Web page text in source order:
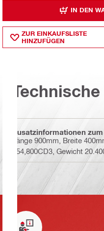
IN DEN
ZUR EINKAUFSLISTE
HINZUFÜGEN
Zusatzinformationen
Länge 900mm, Breite
154,800CD3, Gewicht